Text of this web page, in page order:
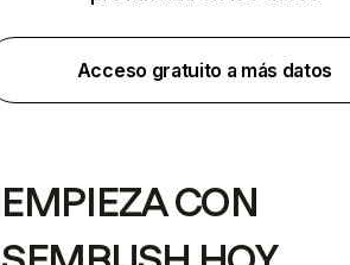
Acceso gratuito a más datos
EMPIEZA CON